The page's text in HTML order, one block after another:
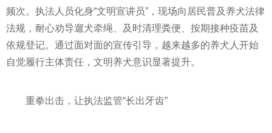
频次。执法人员化身“文明宣讲员”，现场向居民普及养犬法律
法规，耐心劝导遛犬牵绳、及时清理粪便、按期接种疫苗及
依规登记。通过面对面的宣传引导，越来越多的养犬人开始
自觉履行主体责任，文明养犬意识显著提升。
重拳出击，让执法监管“长出牙齿”